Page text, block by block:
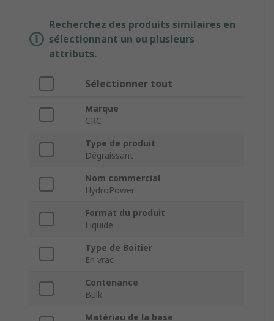
Recherchez des produits similaires en
sélectionnant un ou plusieurs
attributs.
Sélectionner tout
Marque
CRC
Type de produit
Dégraissant
Nom commercial
HydroPower
Format du produit
Liquide
Type de Boitier
En vrac
Contenance
Bulk
Matériau de la base